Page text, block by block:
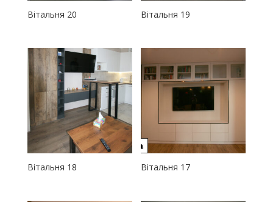
Вітальня 20 Вітальня 19
Вітальня 18 Вітальня 17